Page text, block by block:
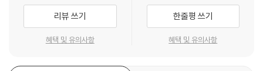
으며 부모는 아이의 성장에 긍정적인 영향을 주고, 아이는 호기심을 충족
하며 세상에 나아가는 방법을 익힐 수 있다.
리뷰 쓰기
혜택 및 유의사항
한줄평 쓰기
혜택 및 유의사항